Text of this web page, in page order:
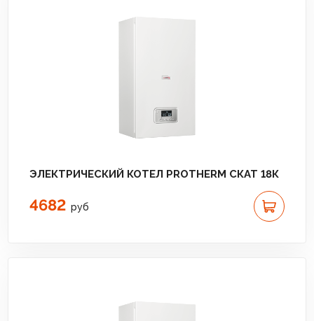
ЭЛЕКТРИЧЕСКИЙ КОТЕЛ PROTHERM СКАТ 18К
4682 руб